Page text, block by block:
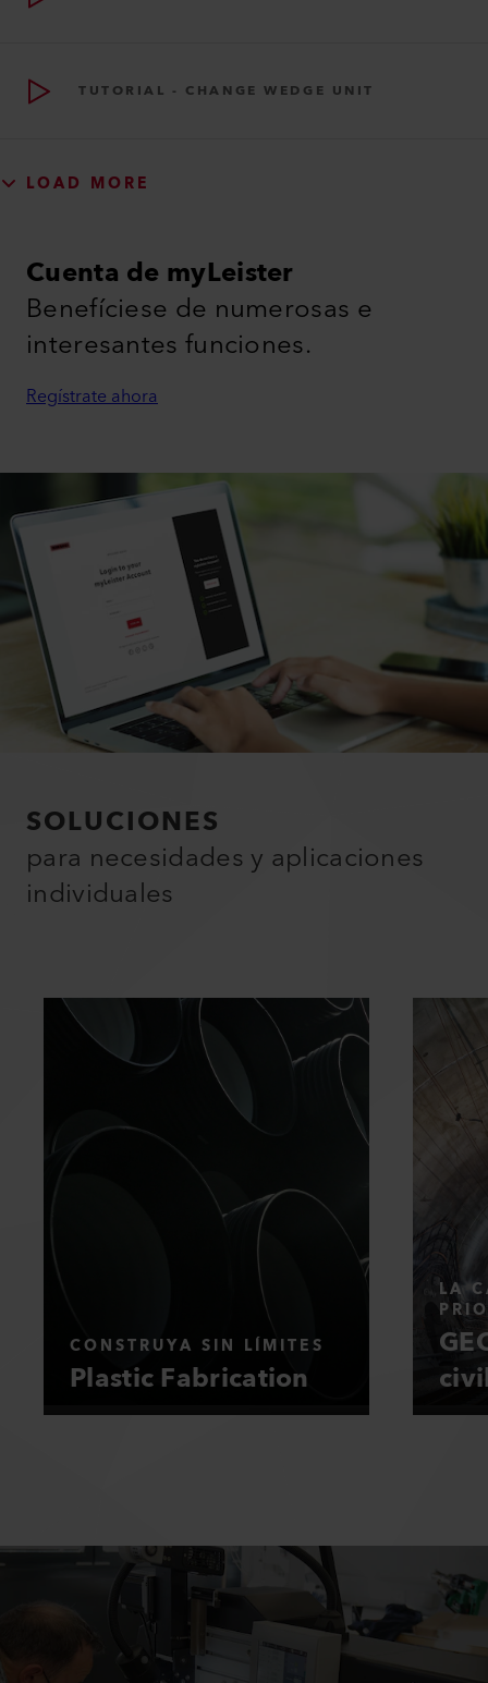
TUTORIAL - CHANGE WEDGE UNIT
LOAD MORE
Cuenta de myLeister
Benefíciese de numerosas e
interesantes funciones.
Regístrate ahora
SOLUCIONES
para necesidades y aplicaciones
individuales
CONSTRUYA SIN LÍMITES
Plastic Fabrication
LA